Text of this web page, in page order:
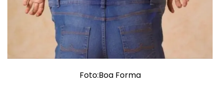
Foto:Boa Forma